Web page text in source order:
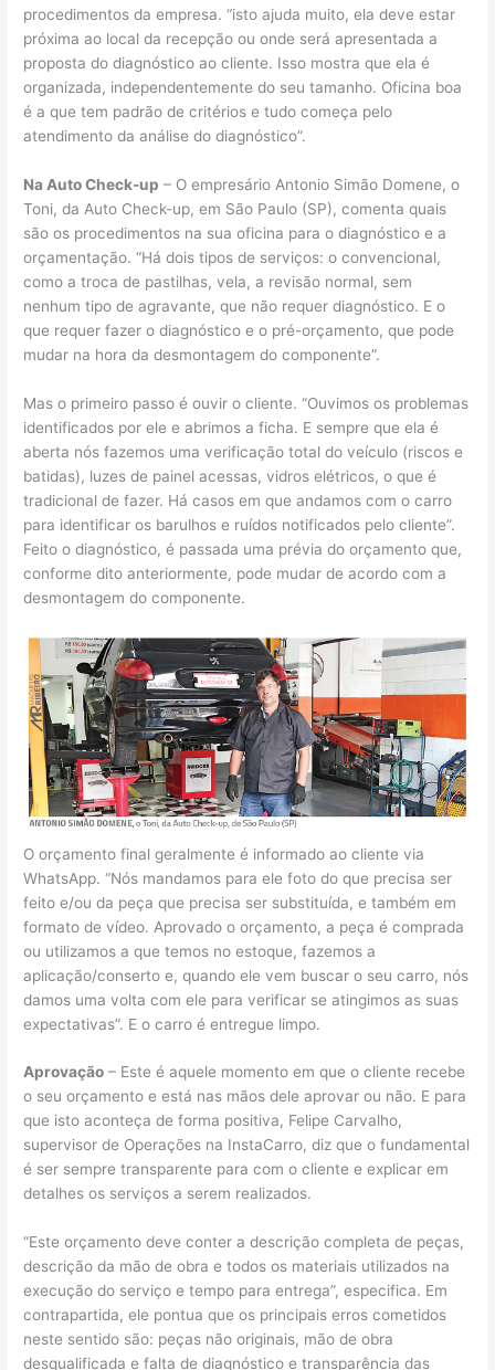
procedimentos da empresa. “isto ajuda muito, ela deve estar
próxima ao local da recepção ou onde será apresentada a
proposta do diagnóstico ao cliente. Isso mostra que ela é
organizada, independentemente do seu tamanho. Oficina boa
é a que tem padrão de critérios e tudo começa pelo
atendimento da análise do diagnóstico”.
Na Auto Check-up – O empresário Antonio Simão Domene, o
Toni, da Auto Check-up, em São Paulo (SP), comenta quais
são os procedimentos na sua oficina para o diagnóstico e a
orçamentação. “Há dois tipos de serviços: o convencional,
como a troca de pastilhas, vela, a revisão normal, sem
nenhum tipo de agravante, que não requer diagnóstico. E o
que requer fazer o diagnóstico e o pré-orçamento, que pode
mudar na hora da desmontagem do componente”.
Mas o primeiro passo é ouvir o cliente. “Ouvimos os problemas
identificados por ele e abrimos a ficha. E sempre que ela é
aberta nós fazemos uma verificação total do veículo (riscos e
batidas), luzes de painel acessas, vidros elétricos, o que é
tradicional de fazer. Há casos em que andamos com o carro
para identificar os barulhos e ruídos notificados pelo cliente”.
Feito o diagnóstico, é passada uma prévia do orçamento que,
conforme dito anteriormente, pode mudar de acordo com a
desmontagem do componente.
O orçamento final geralmente é informado ao cliente via
WhatsApp. “Nós mandamos para ele foto do que precisa ser
feito e/ou da peça que precisa ser substituída, e também em
formato de vídeo. Aprovado o orçamento, a peça é comprada
ou utilizamos a que temos no estoque, fazemos a
aplicação/conserto e, quando ele vem buscar o seu carro, nós
damos uma volta com ele para verificar se atingimos as suas
expectativas”. E o carro é entregue limpo.
Aprovação – Este é aquele momento em que o cliente recebe
o seu orçamento e está nas mãos dele aprovar ou não. E para
que isto aconteça de forma positiva, Felipe Carvalho,
supervisor de Operações na InstaCarro, diz que o fundamental
é ser sempre transparente para com o cliente e explicar em
detalhes os serviços a serem realizados.
“Este orçamento deve conter a descrição completa de peças,
descrição da mão de obra e todos os materiais utilizados na
execução do serviço e tempo para entrega”, especifica. Em
contrapartida, ele pontua que os principais erros cometidos
neste sentido são: peças não originais, mão de obra
desqualificada e falta de diagnóstico e transparência das